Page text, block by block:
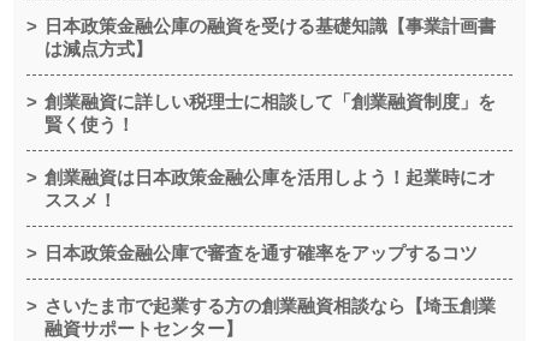
日本政策金融公庫の融資を受ける基礎知識【事業計画書
は減点方式】
創業融資に詳しい税理士に相談して「創業融資制度」を
賢く使う！
創業融資は日本政策金融公庫を活用しよう！起業時にオ
ススメ！
日本政策金融公庫で審査を通す確率をアップするコツ
さいたま市で起業する方の創業融資相談なら【埼玉創業
融資サポートセンター】